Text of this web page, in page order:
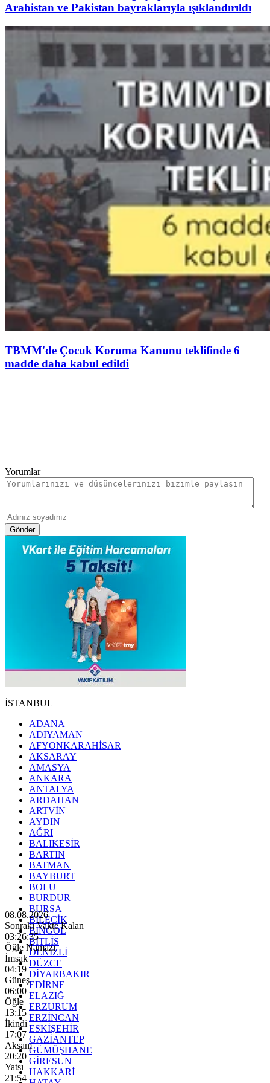
Arabistan ve Pakistan bayraklarıyla ışıklandırıldı
TBMM'de Çocuk Koruma Kanunu teklifinde 6
madde daha kabul edildi
Yorumlar
Gönder
İSTANBUL
ADANA
ADIYAMAN
AFYONKARAHİSAR
AKSARAY
AMASYA
ANKARA
ANTALYA
ARDAHAN
ARTVİN
AYDIN
AĞRI
BALIKESİR
BARTIN
BATMAN
BAYBURT
BOLU
BURDUR
BURSA
BİLECİK
BİNGÖL
BİTLİS
DENİZLİ
DÜZCE
DİYARBAKIR
EDİRNE
ELAZIĞ
ERZURUM
ERZİNCAN
ESKİŞEHİR
GAZİANTEP
GÜMÜŞHANE
GİRESUN
HAKKARİ
08.08.2026
Sonraki Vakte Kalan
03:26:33
Öğle Namazı
İmsak
04:19
Güneş
06:00
Öğle
13:15
İkindi
17:07
Akşam
20:20
Yatsı
21:54